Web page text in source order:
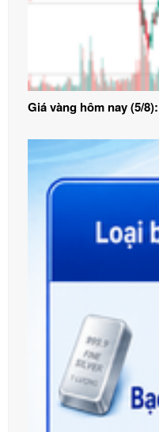
Giá vàng hôm nay (5/